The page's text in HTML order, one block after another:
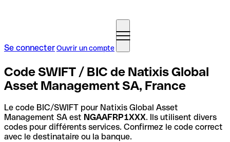
Se connecterOuvrir un compte
Code SWIFT / BIC de Natixis Global
Asset Management SA, France
Le code BIC/SWIFT pour Natixis Global Asset
Management SA est NGAAFRP1XXX. Ils utilisent divers
codes pour différents services. Confirmez le code correct
avec le destinataire ou la banque.